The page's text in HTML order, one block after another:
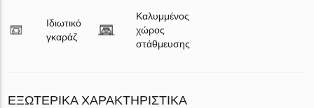
Ιδιωτικό
γκαράζ
Καλυμμένος
χώρος
στάθμευσης
ΕΞΩΤΕΡΙΚΆ ΧΑΡΑΚΤΗΡΙΣΤΙΚΆ